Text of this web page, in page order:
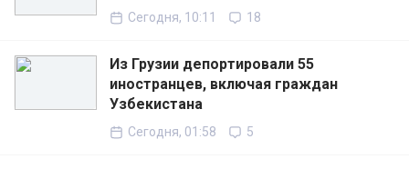
Сегодня, 10:11 18
Из Грузии депортировали 55
иностранцев, включая граждан
Узбекистана
Сегодня, 01:58 5